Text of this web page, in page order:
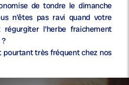
de tondre le dimanche
n’êtes pas ravi quand votre
l’herbe fraichement
très fréquent chez nos